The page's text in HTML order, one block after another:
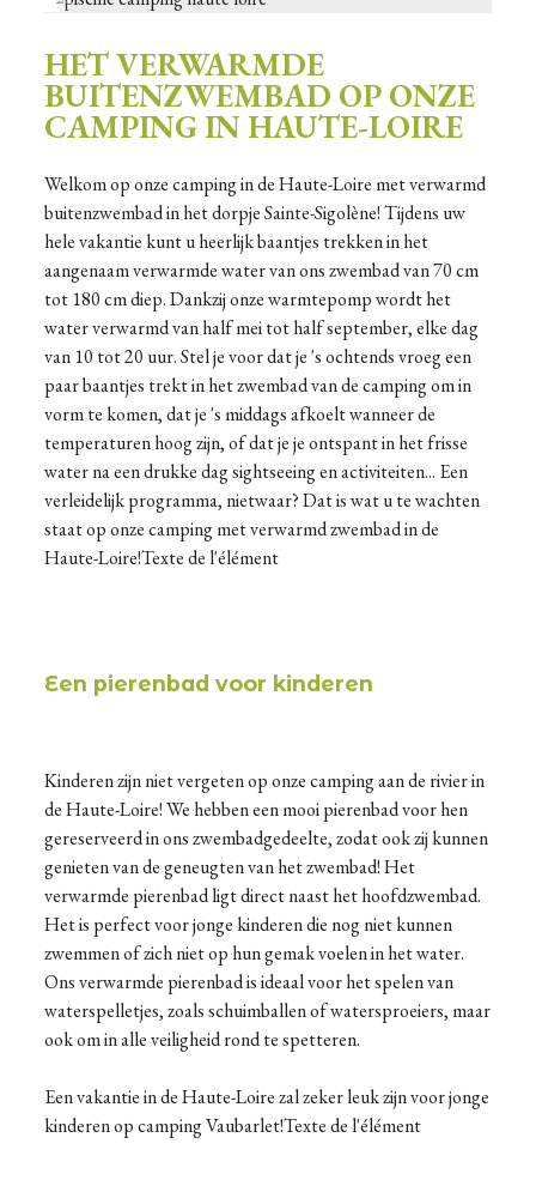
HET VERWARMDE
BUITENZWEMBAD OP ONZE
CAMPING IN HAUTE-LOIRE
Welkom op onze camping in de Haute-Loire met verwarmd
buitenzwembad in het dorpje Sainte-Sigolène! Tijdens uw
hele vakantie kunt u heerlijk baantjes trekken in het
aangenaam verwarmde water van ons zwembad van 70 cm
tot 180 cm diep. Dankzij onze warmtepomp wordt het
water verwarmd van half mei tot half september, elke dag
van 10 tot 20 uur. Stel je voor dat je 's ochtends vroeg een
paar baantjes trekt in het zwembad van de camping om in
vorm te komen, dat je 's middags afkoelt wanneer de
temperaturen hoog zijn, of dat je je ontspant in het frisse
water na een drukke dag sightseeing en activiteiten... Een
verleidelijk programma, nietwaar? Dat is wat u te wachten
staat op onze camping met verwarmd zwembad in de
Haute-Loire!Texte de l'élément
Een pierenbad voor kinderen
Kinderen zijn niet vergeten op onze camping aan de rivier in
de Haute-Loire! We hebben een mooi pierenbad voor hen
gereserveerd in ons zwembadgedeelte, zodat ook zij kunnen
genieten van de geneugten van het zwembad! Het
verwarmde pierenbad ligt direct naast het hoofdzwembad.
Het is perfect voor jonge kinderen die nog niet kunnen
zwemmen of zich niet op hun gemak voelen in het water.
Ons verwarmde pierenbad is ideaal voor het spelen van
waterspelletjes, zoals schuimballen of watersproeiers, maar
ook om in alle veiligheid rond te spetteren.
Een vakantie in de Haute-Loire zal zeker leuk zijn voor jonge
kinderen op camping Vaubarlet!Texte de l'élément